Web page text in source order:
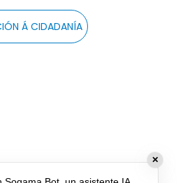
Á CIDADANÍA
✕